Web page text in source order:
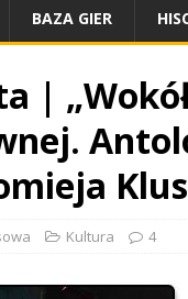
BAZA GIER
|
Kultura 4